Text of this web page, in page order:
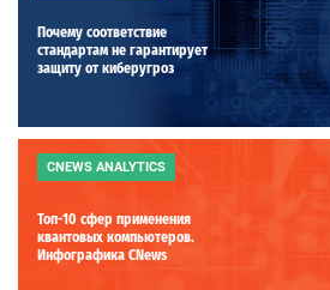
Почему соответствие
стандартам не гарантирует
защиту от киберугроз
CNEWS ANALYTICS
Топ-10 сфер применения
квантовых компьютеров.
Инфографика CNews